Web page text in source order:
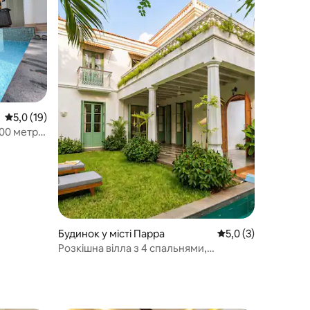
Середня оцінка: 5,0 з 5, відгуки: 19
5,0 (19)
метрів
Будинок у місті Парра Середня оцінка:
5,0 (3)
Розкішна вілла з 4 спальнями,